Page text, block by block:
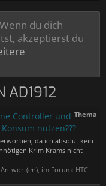
du dich
akzeptierst du
AD1912
Thema
Controller und
nutzen???
da ich absolut kein
Krim Krams nicht
Antwort(en), im Forum: HTC